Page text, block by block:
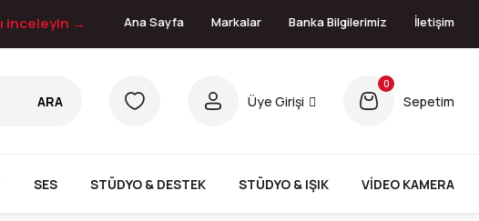
inceleyin → Ana Sayfa Markalar Banka Bilgilerimiz İletişim
ARA Üye Girişi
0
Sepetim
SES STÜDYO & DESTEK STÜDYO & IŞIK VİDEO KAMERA